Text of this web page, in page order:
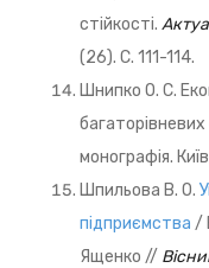
стійкості.
(26). С. 111-114.
Шнипко О. С.
монографія.
Шпильова В. О.
підприємства /
Ященко //